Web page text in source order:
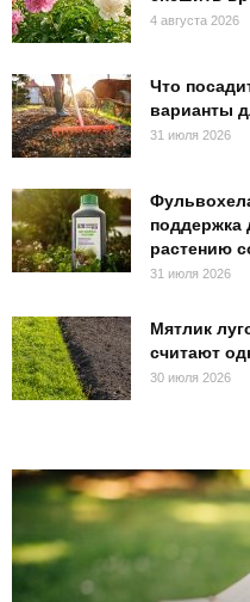
4 августа 2026
Что
варианты
31 июля 2026
поддержка
растению
31 июля 2026
Мятлик
считают
30 июля 2026